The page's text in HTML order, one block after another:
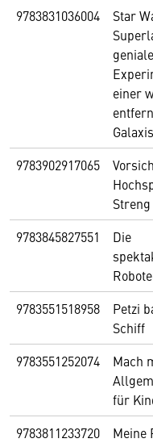
9783831036004
Star
geniale
einer
Galaxis
9783902917065
9783845827551
Die
9783551518958
Petzi
Schiff
9783551252074
Mach
für
9783811233720 Meine